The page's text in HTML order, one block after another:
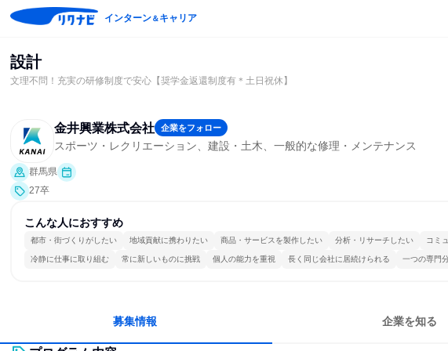
インターン＆キャリア
設計
文理不問！充実の研修制度で安心【奨学金返還制度有＊土日祝休】
金井興業株式会社 企業をフォロー
スポーツ・レクリエーション、建設・土木、一般的な修理・メンテナンス
群馬県
27卒
こんな人におすすめ
都市・街づくりがしたい 地域貢献に携わりたい 商品・サービスを製作したい 分析・リサーチしたい コミ
冷静に仕事に取り組む 常に新しいものに挑戦 個人の能力を重視 長く同じ会社に居続けられる 一つの専門
募集情報 企業を知る